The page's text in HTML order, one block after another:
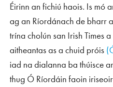
Éirinn an fichiú haois. Is mó
ag an Ríordánach de bharr
trína cholún san Irish Timesa
aitheantas as a chuid próis
iad na dialanna ba thúisce
thug Ó Ríordáin faoin